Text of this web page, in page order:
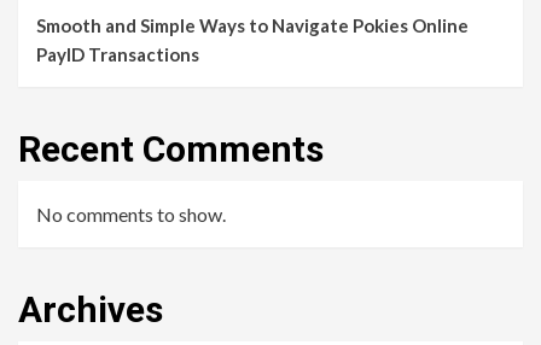
Smooth and Simple Ways to Navigate Pokies Online
PayID Transactions
Recent Comments
No comments to show.
Archives